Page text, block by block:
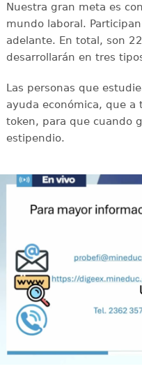
Nuestra gran meta es
mundo laboral.
adelante. En total, son
desarrollarán en tres
Las personas que
ayuda económica, que a
token, para que cuando
estipendio.